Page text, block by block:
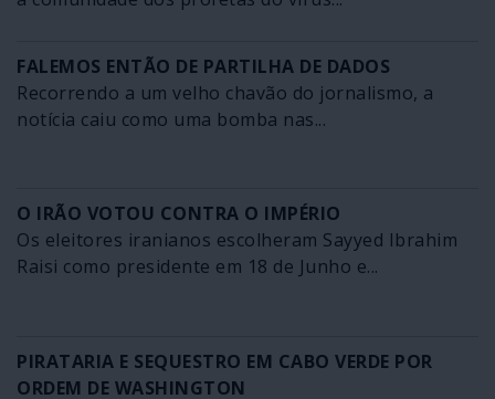
FALEMOS ENTÃO DE PARTILHA DE DADOS
Recorrendo a um velho chavão do jornalismo, a
notícia caiu como uma bomba nas...
O IRÃO VOTOU CONTRA O IMPÉRIO
Os eleitores iranianos escolheram Sayyed Ibrahim
Raisi como presidente em 18 de Junho e...
PIRATARIA E SEQUESTRO EM CABO VERDE POR
ORDEM DE WASHINGTON